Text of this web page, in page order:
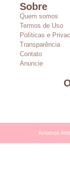
Sobre
Quem somos
Termos de Uso
Políticas e
Transparência
Contato
Anuncie
Amamos